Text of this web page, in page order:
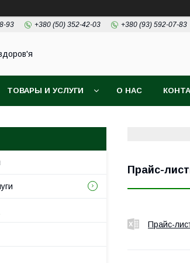
93 +380 (50) 352-42-03 +380 (93) 592-07-83
ТОВАРЫ И УСЛУГИ О НАС
Прайс-
Прайс-